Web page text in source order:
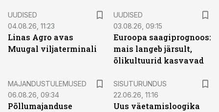
UUDISED
04.08.26, 11:23
Linas Agro avas
Muugal viljaterminali
UUDISED
03.08.26, 09:15
Euroopa saagiprognoos:
mais langeb järsult,
õlikultuurid kasvavad
MAJANDUSTULEMUSED
06.08.26, 09:34
Põllumajanduse
SISUTURUNDUS
22.06.26, 11:16
Uus väetamisloogika